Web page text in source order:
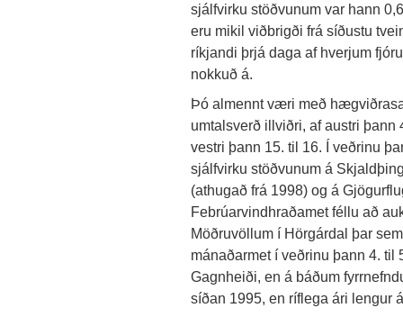
sjálfvirku stöðvunum var hann
eru mikil viðbrigði frá síðustu
ríkjandi þrjá daga af hverjum
nokkuð á.
Þó almennt væri með
umtalsverð illviðri, af austri þann
vestri þann 15. til 16. Í veðrinu
sjálfvirku stöðvunum á
(athugað frá 1998) og á
Febrúarvindhraðamet féllu að
Möðruvöllum í Hörgárdal þar
mánaðarmet í veðrinu þann 4.
Gagnheiði, en á báðum
síðan 1995, en ríflega ári lengur